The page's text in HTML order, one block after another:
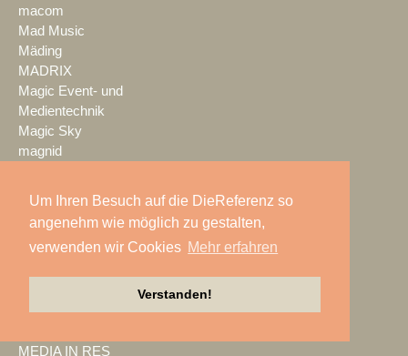
Um Ihren Besuch auf die DieReferenz so
angenehm wie möglich zu gestalten,
verwenden wir Cookies Mehr erfahren
Verstanden!
macom
Mad Music
Mäding
MADRIX
Magic Event- und
Medientechnik
Magic Sky
magnid
Martin Audio
Martin by HARMAN
MBN-PROLED
MEDIA IN RES